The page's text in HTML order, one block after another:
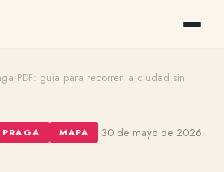
PDF: guía para recorrer la ciudad sin
MAPA ·30 de mayo de 2026